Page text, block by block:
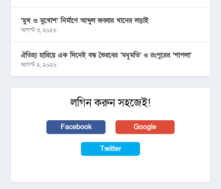
‘মুখ ও মুখোশ’ নির্মাণে আব্দুল জব্বার খানের লড়াই
আগস্ট ৩, ২০২৬
ঐতিহ্য হারিয়ে এক দিনেই বন্ধ ভৈরবের ‘মধুমতি’ ও রংপুরের ‘শাপলা’
আগস্ট ২, ২০২৬
লগিন করুন সহজেই!
Facebook Google
Twitter